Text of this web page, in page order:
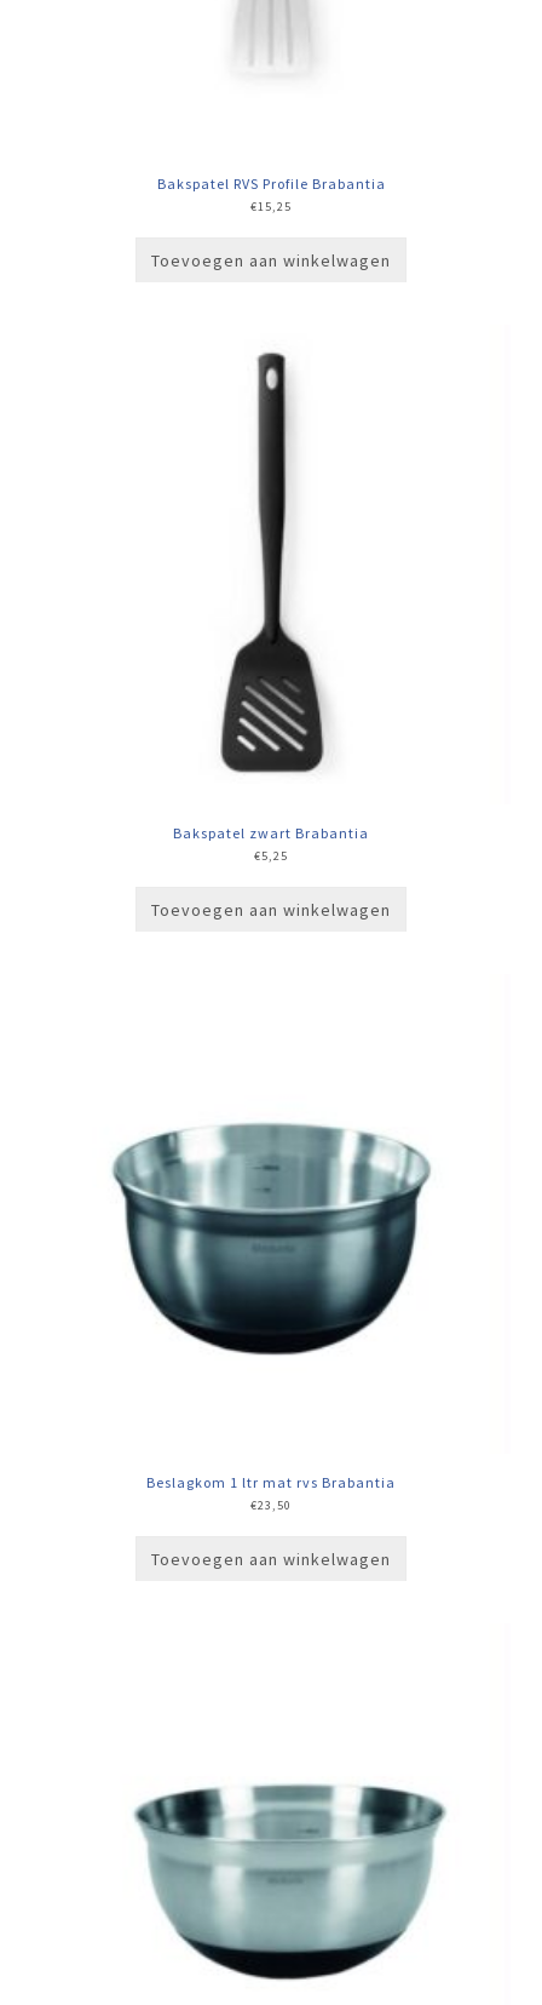
Bakspatel RVS Profile Brabantia
€15,25
Toevoegen aan winkelwagen
Bakspatel zwart Brabantia
€5,25
Toevoegen aan winkelwagen
Beslagkom 1 ltr mat rvs Brabantia
€23,50
Toevoegen aan winkelwagen